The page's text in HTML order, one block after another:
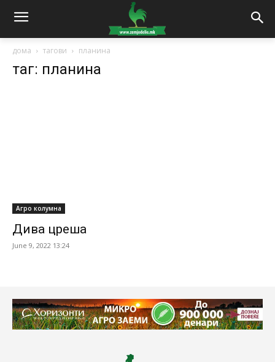
дома тагови планина
таг: планина
Агро колумна
Дива цреша
June 9, 2022 13:24